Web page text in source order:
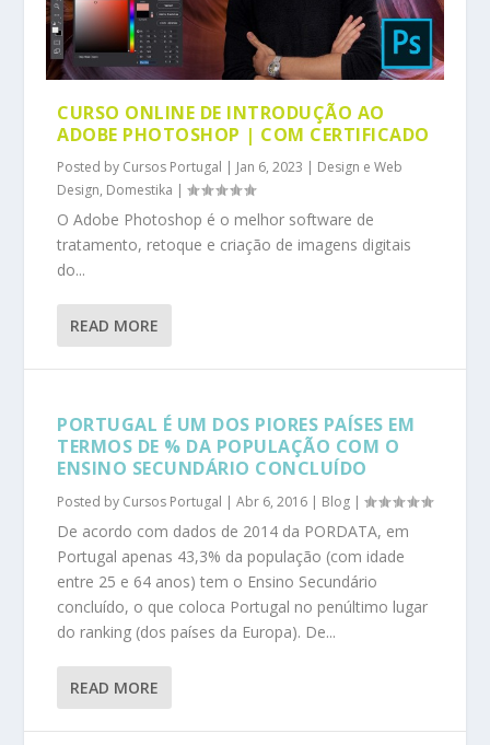
CURSO ONLINE DE INTRODUÇÃO AO
ADOBE PHOTOSHOP | COM CERTIFICADO
Posted by Cursos Portugal | Jan 6, 2023 | Design e Web
Design, Domestika |
O Adobe Photoshop é o melhor software de
tratamento, retoque e criação de imagens digitais
do...
READ MORE
PORTUGAL É UM DOS PIORES PAÍSES EM
TERMOS DE % DA POPULAÇÃO COM O
ENSINO SECUNDÁRIO CONCLUÍDO
Posted by Cursos Portugal |Abr 6, 2016 | Blog |
De acordo com dados de 2014 da PORDATA, em
Portugal apenas 43,3% da população (com idade
entre 25 e 64 anos) tem o Ensino Secundário
concluído, o que coloca Portugal no penúltimo lugar
do ranking (dos países da Europa). De...
READ MORE